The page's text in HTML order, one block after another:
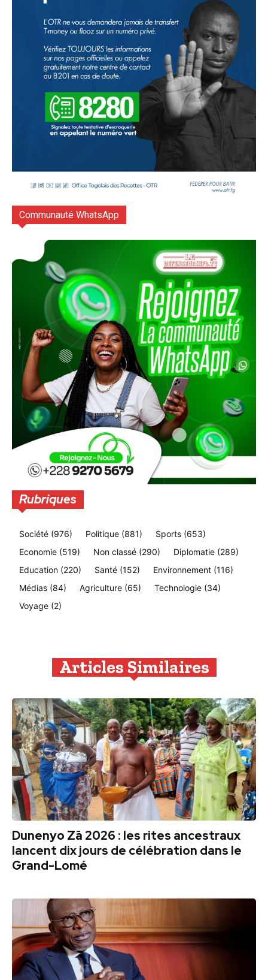
Communauté WhatsApp
Rubriques
Société (976) Politique (881) Sports (653)
Economie (519) Non classé (290) Diplomatie (289)
Education (220) Santé (152) Environnement (116)
Médias (84) Agriculture (65) Technologie (34)
Voyage (2)
Articles Similaires
Dunenyo Zā 2026 : les rites ancestraux
lancent dix jours de célébration dans le
Grand-Lomé